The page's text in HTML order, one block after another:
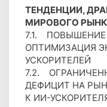
ТЕНДЕНЦИИ,
МИРОВОГО
7.1.
ОПТИМИЗАЦИЯ
УСКОРИТЕЛЕЙ
7.2.
ДЕФИЦИТ НА
К ИИ-